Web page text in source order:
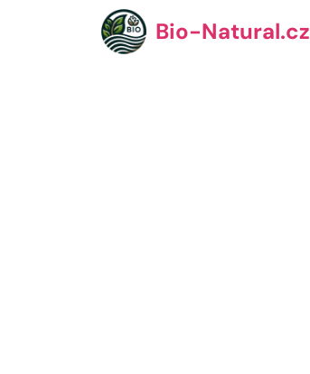
Bio-Natural.cz